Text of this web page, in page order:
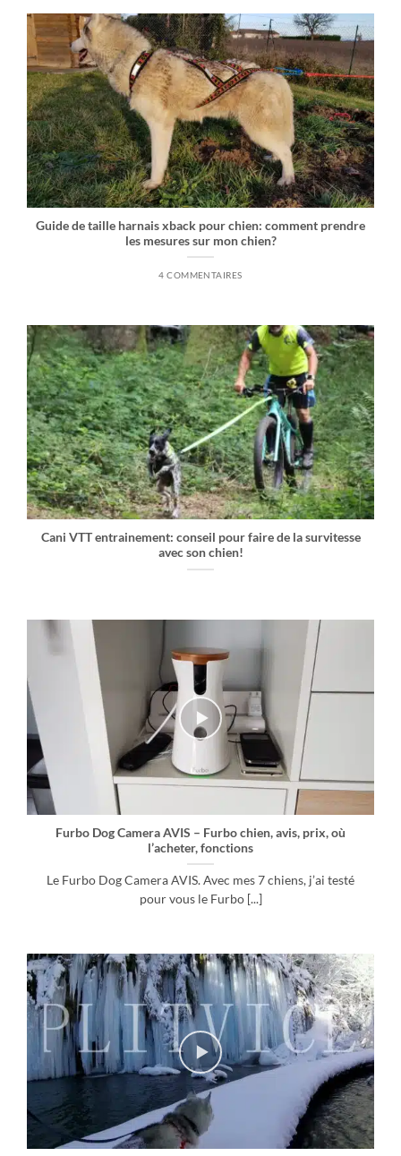
Guide de taille harnais xback pour chien: comment prendre
les mesures sur mon chien?
4 COMMENTAIRES
Cani VTT entrainement: conseil pour faire de la survitesse
avec son chien!
Furbo Dog Camera AVIS – Furbo chien, avis, prix, où
l’acheter, fonctions
Le Furbo Dog Camera AVIS. Avec mes 7 chiens, j’ai testé
pour vous le Furbo [...]